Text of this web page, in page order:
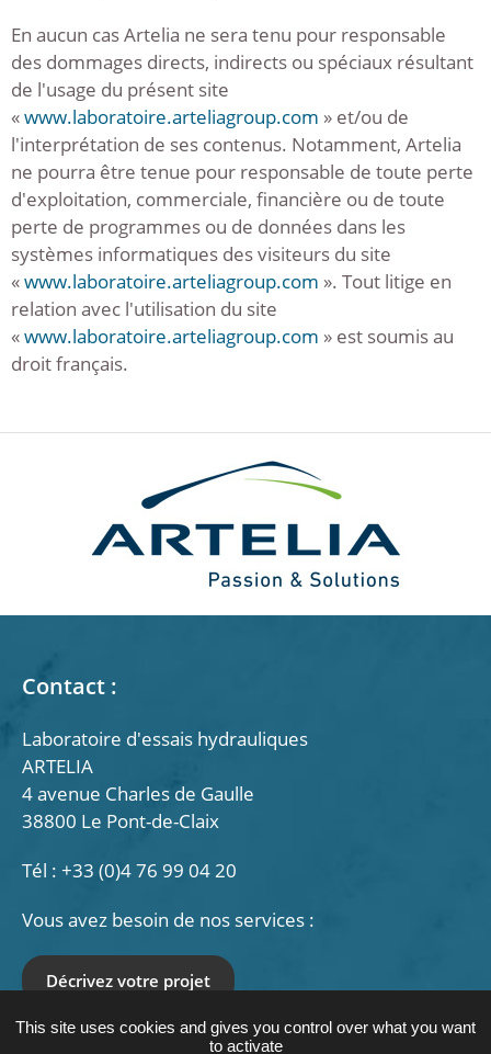
En aucun cas Artelia ne sera tenu pour responsable
des dommages directs, indirects ou spéciaux résultant
de l'usage du présent site
«www.laboratoire.arteliagroup.com » et/ou de
l'interprétation de ses contenus. Notamment, Artelia
ne pourra être tenue pour responsable de toute perte
d'exploitation, commerciale, financière ou de toute
perte de programmes ou de données dans les
systèmes informatiques des visiteurs du site
«www.laboratoire.arteliagroup.com ». Tout litige en
relation avec l'utilisation du site
«www.laboratoire.arteliagroup.com » est soumis au
droit français.
Contact :
Laboratoire d'essais hydrauliques
ARTELIA
4 avenue Charles de Gaulle
38800 Le Pont-de-Claix
Tél : +33 (0)4 76 99 04 20
Vous avez besoin de nos services :
Décrivez votre projet
This site uses cookies and gives you control over what you want
to activate